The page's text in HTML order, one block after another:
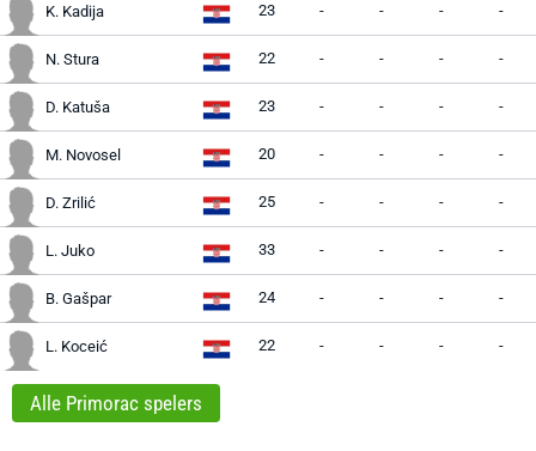
K. Kadija 23 - - - -
N. Stura 22 - - - -
D. Katuša 23 - - - -
M. Novosel 20 - - - -
D. Zrilić 25 - - - -
L. Juko 33 - - - -
B. Gašpar 24 - - - -
L. Koceić 22 - - - -
Alle Primorac spelers